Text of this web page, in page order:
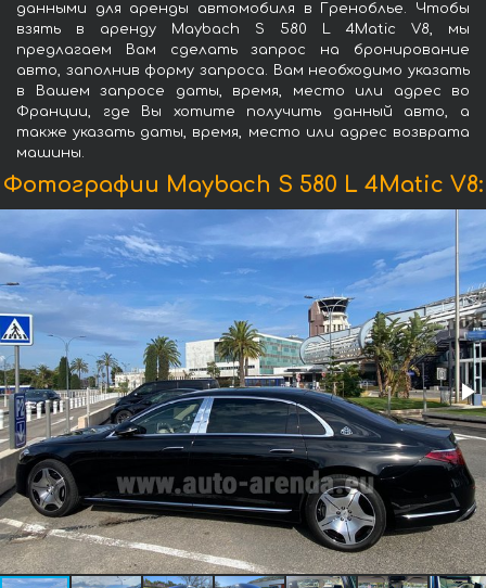
данными для аренды автомобиля в Греноблье. Чтобы
взять в аренду Maybach S 580 L 4Matic V8, мы
предлагаем Вам сделать запрос на бронирование
авто, заполнив форму запроса. Вам необходимо указать
в Вашем запросе даты, время, место или адрес во
Франции, где Вы хотите получить данный авто, а
также указать даты, время, место или адрес возврата
машины.
Фотографии Maybach S 580 L 4Matic V8: